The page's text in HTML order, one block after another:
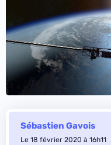
Sébastien Gavois
Le 18 février 2020 à 16h11